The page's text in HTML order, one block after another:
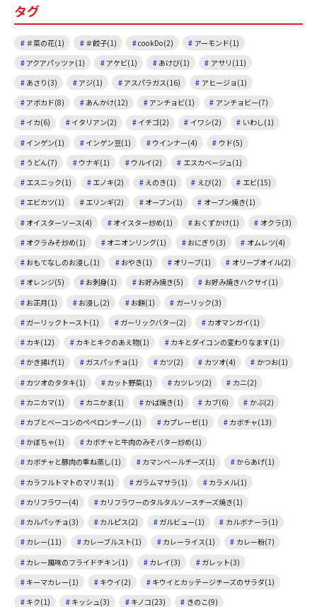
o
k
タグ
＃菜の花(1) ＃餃子(1) cookDo(2)
アーモンド(1)
アクアパッツァ(1)
アケビ(1) あけび(1)
アサリ(11)
あさり(3)
アジ(1) アスパラガス(16)
アヒージョ(1)
アボカド(8)
あんかけ(12) アンチョビ(1)
アンチョビー(7)
イカ(6)
イタリアン(2) イチゴ(2) イワシ(2)
いわし(1)
インゲン(1)
インゲン豆(1) ウインナー(4)
ウド(5)
うどん(7)
ウナギ(1) ウルイ(2)
エスカベージュ(1)
エスニック(1)
エノキ(2) えのき(1) えび(2)
エビ(15)
エビカツ(1)
エリンギ(2) オーブン(1)
オーブン焼き(1)
オイスターソース(4)
オイスター炒め(1) おくずかけ(1)
オクラ(3)
オクラみそ炒め(1)
オニオンリング(1) おにぎり(3)
オムレツ(4)
おもてなしのお浸し(1)
おやき(1) オリーブ(1)
オリーブオイル(2)
オレンジ(5)
お刺身(1) お好み焼き(5)
お好み焼きハクサイ(1)
お正月(1)
お浸し(2) お餅(1)
ガーリック(3)
ガーリックトースト(1)
ガーリックバター(2)
カオマンガイ(1)
カキ(12)
カキとキクのあえ物(1)
カキとダイコンの変わりなます(1)
かき揚げ(1)
ガスパッチョ(1) カツ(2) カツオ(4)
かつお(1)
カツオのタタキ(1)
カット野菜(1) カツレツ(2)
カニ(2)
カニカマ(1)
カニかま(1) かば焼き(1) カブ(6)
かぶ(2)
カブとベーコンのペペロンチーノ(1)
カプレーゼ(1)
カボチャ(13)
かぼちゃ(1)
カボチャと牛肉のみそバター炒め(1)
カボチャと豚肉の重ね蒸し(1)
カマンベールチーズ(1)
からあげ(1)
カラフルトマトのマリネ(1)
ガラムマサラ(1)
カラメル(1)
カリフラワー(4)
カリフラワーのタルタルソースチーズ焼き(1)
カルパッチョ(3)
カルピス(2) ガルビュー(1)
カルボナーラ(1)
カレー(11)
カレーブルスト(1) カレーライス(1)
カレー粉(7)
カレー風味のフライドチキン(1)
カレイ(3)
ガレット(3)
キーマカレー(1)
キウイ(2)
キウイとカッテージチーズのサラダ(1)
キク(1)
キッシュ(3) キノコ(23)
きのこ(9)